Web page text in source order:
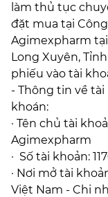
làm thủ tục
đặt mua tại
Agimexpharm tại
Long Xuyên,
phiếu vào tài
- Thông tin về
khoán:
· Tên chủ tài
Agimexpharm
· Số tài khoản:
· Nơi mở tài
Việt Nam - Chi